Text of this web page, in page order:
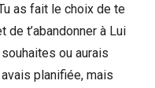
as fait le choix de te
t’abandonner à Lui
ou aurais
planifiée, mais